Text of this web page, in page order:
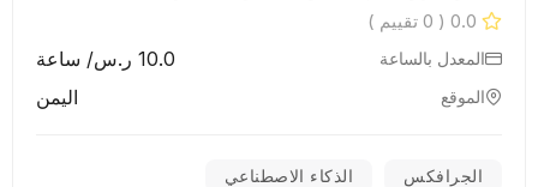
0.0 ( 0 تقييم )
المعدل بالساعة 10.0 ر.س/ ساعة
الموقع اليمن
الجرافكس الذكاء الاصطناعي